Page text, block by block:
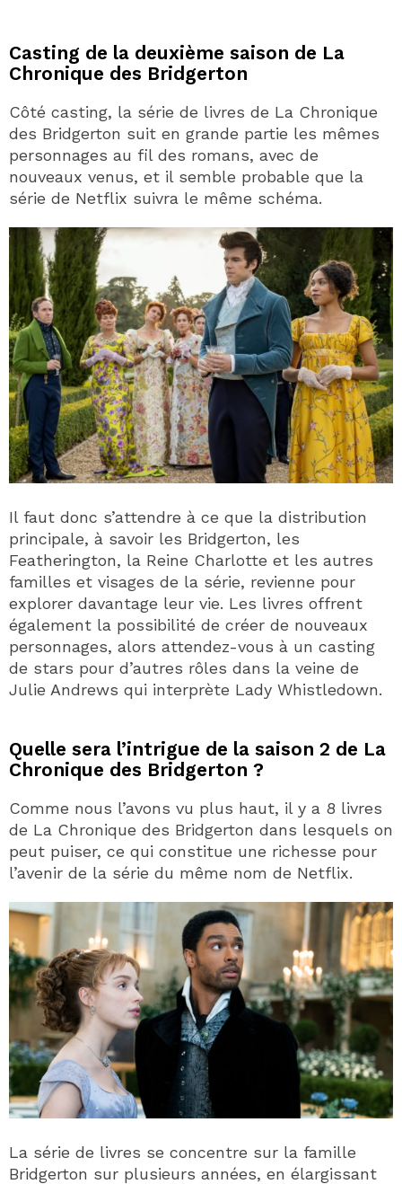
Casting de la deuxième saison de La
Chronique des Bridgerton
Côté casting, la série de livres de La Chronique
des Bridgerton suit en grande partie les mêmes
personnages au fil des romans, avec de
nouveaux venus, et il semble probable que la
série de Netflix suivra le même schéma.
Il faut donc s’attendre à ce que la distribution
principale, à savoir les Bridgerton, les
Featherington, la Reine Charlotte et les autres
familles et visages de la série, revienne pour
explorer davantage leur vie. Les livres offrent
également la possibilité de créer de nouveaux
personnages, alors attendez-vous à un casting
de stars pour d’autres rôles dans la veine de
Julie Andrews qui interprète Lady Whistledown.
Quelle sera l’intrigue de la saison 2 de La
Chronique des Bridgerton ?
Comme nous l’avons vu plus haut, il y a 8 livres
de La Chronique des Bridgerton dans lesquels on
peut puiser, ce qui constitue une richesse pour
l’avenir de la série du même nom de Netflix.
La série de livres se concentre sur la famille
Bridgerton sur plusieurs années, en élargissant